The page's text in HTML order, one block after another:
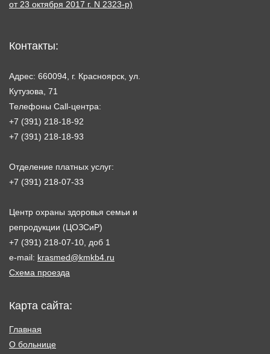
от 23 октября 2017 г. N 2323-р)
Контакты:
Адрес: 660094, г. Красноярск, ул.
Кутузова, 71
Телефоны Call-центра:
+7 (391) 218-18-92
+7 (391) 218-18-93
Отделение платных услуг:
+7 (391) 218-07-33
Центр охраны здоровья семьи и
репродукции (ЦОЗСиР)
+7 (391) 218-07-10, доб 1
e-mail: krasmed@kmkb4.ru
Схема проезда
Карта сайта:
Главная
О больнице